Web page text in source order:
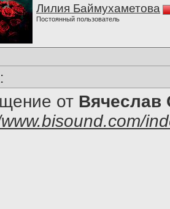
Лилия Баймухаметова
Постоянный пользователь
от Вячеслав